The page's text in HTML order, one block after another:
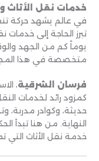
خدمات نقل
في عالم يشهد حركة
تبرز الحاجة إلى
يوماً كم من الجهد
متخصصة في هذا
فرسان الشرقية،
كمزود رائد لخدمات
حديثة، وكوادر مدربة،
النهاية. من هنا
خدمة نقل الأثاث التي